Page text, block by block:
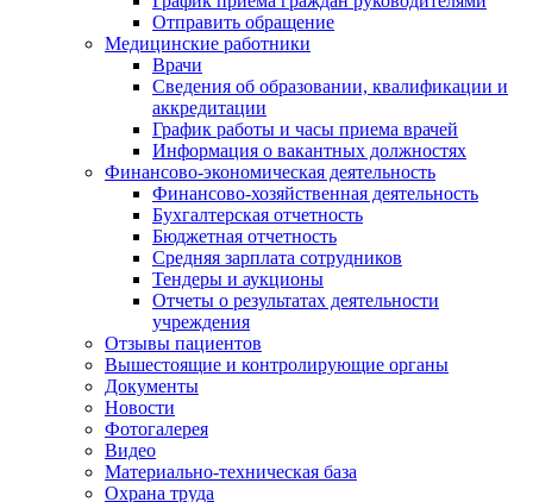
Отправить обращение
Медицинские работники
Врачи
Сведения об образовании, квалификации и
аккредитации
График работы и часы приема врачей
Информация о вакантных должностях
Финансово-экономическая деятельность
Финансово-хозяйственная деятельность
Бухгалтерская отчетность
Бюджетная отчетность
Средняя зарплата сотрудников
Тендеры и аукционы
Отчеты о результатах деятельности
учреждения
Отзывы пациентов
Вышестоящие и контролирующие органы
Документы
Новости
Фотогалерея
Видео
Материально-техническая база
Охрана труда